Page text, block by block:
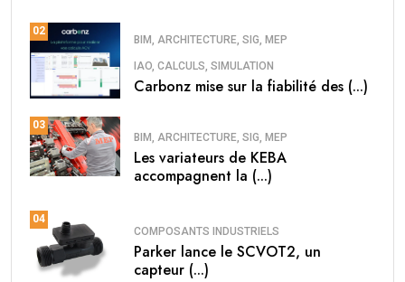
02
BIM, ARCHITECTURE, SIG, MEP
IAO, CALCULS, SIMULATION
Carbonz mise sur la fiabilité des (...)
03
BIM, ARCHITECTURE, SIG, MEP
Les variateurs de KEBA
accompagnent la (...)
04
COMPOSANTS INDUSTRIELS
Parker lance le SCVOT2, un
capteur (...)